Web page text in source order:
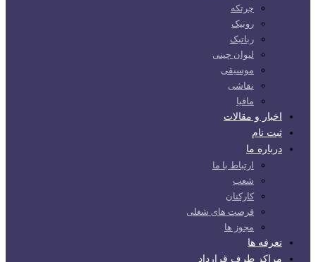
چرتکه
روبیک
رباتیک
لیوان چینی
موسیقی
نقاشی
مافیا
اخبار و مقالات
ثبت نام
درباره ما
ارتباط با ما
شعب
کارکنان
فرصت های شغلی
مجوز ها
تعرفه ها
مراکز طرف قرارداد